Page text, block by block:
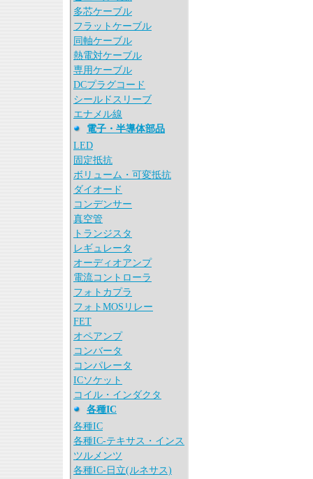
多芯ケーブル
フラットケーブル
同軸ケーブル
熱電対ケーブル
専用ケーブル
DCプラグコード
シールドスリーブ
エナメル線
電子・半導体部品
LED
固定抵抗
ボリューム・可変抵抗
ダイオード
コンデンサー
真空管
トランジスタ
レギュレータ
オーディオアンプ
電流コントローラ
フォトカプラ
フォトMOSリレー
FET
オペアンプ
コンバータ
コンパレータ
ICソケット
コイル・インダクタ
各種IC
各種IC
各種IC-テキサス・インス
ツルメンツ
各種IC-日立(ルネサス)